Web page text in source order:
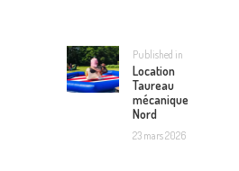
L’ARTICLE
Published in
Location
Taureau
mécanique
Nord
23 mars 2026